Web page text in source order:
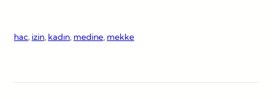
hac, izin, kadın, medine, mekke